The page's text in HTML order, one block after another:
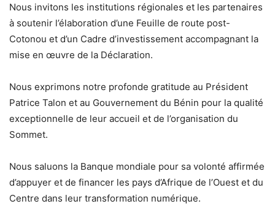
Nous invitons les institutions régionales et les partenaires
à soutenir l’élaboration d’une Feuille de route post-
Cotonou et d’un Cadre d’investissement accompagnant la
mise en œuvre de la Déclaration.
Nous exprimons notre profonde gratitude au Président
Patrice Talon et au Gouvernement du Bénin pour la qualité
exceptionnelle de leur accueil et de l’organisation du
Sommet.
Nous saluons la Banque mondiale pour sa volonté affirmée
d’appuyer et de financer les pays d’Afrique de l’Ouest et du
Centre dans leur transformation numérique.